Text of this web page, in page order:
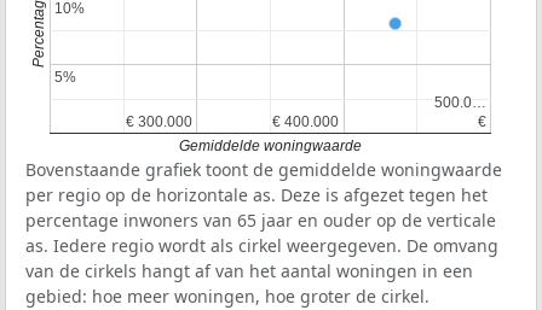
€ 300.000
€ 300.000 € 400.000
€ 400.000 €
€
500.0…
500.0…
5%
5%
10%
10%
Gemiddelde woningwaarde
Bovenstaande grafiek toont de gemiddelde woningwaarde
per regio op de horizontale as. Deze is afgezet tegen het
percentage inwoners van 65 jaar en ouder op de verticale
as. Iedere regio wordt als cirkel weergegeven. De omvang
van de cirkels hangt af van het aantal woningen in een
gebied: hoe meer woningen, hoe groter de cirkel.